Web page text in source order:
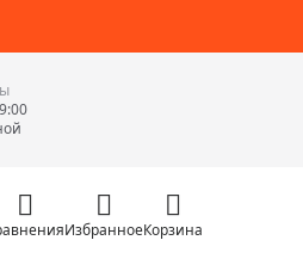
ИзбранноеКорзина